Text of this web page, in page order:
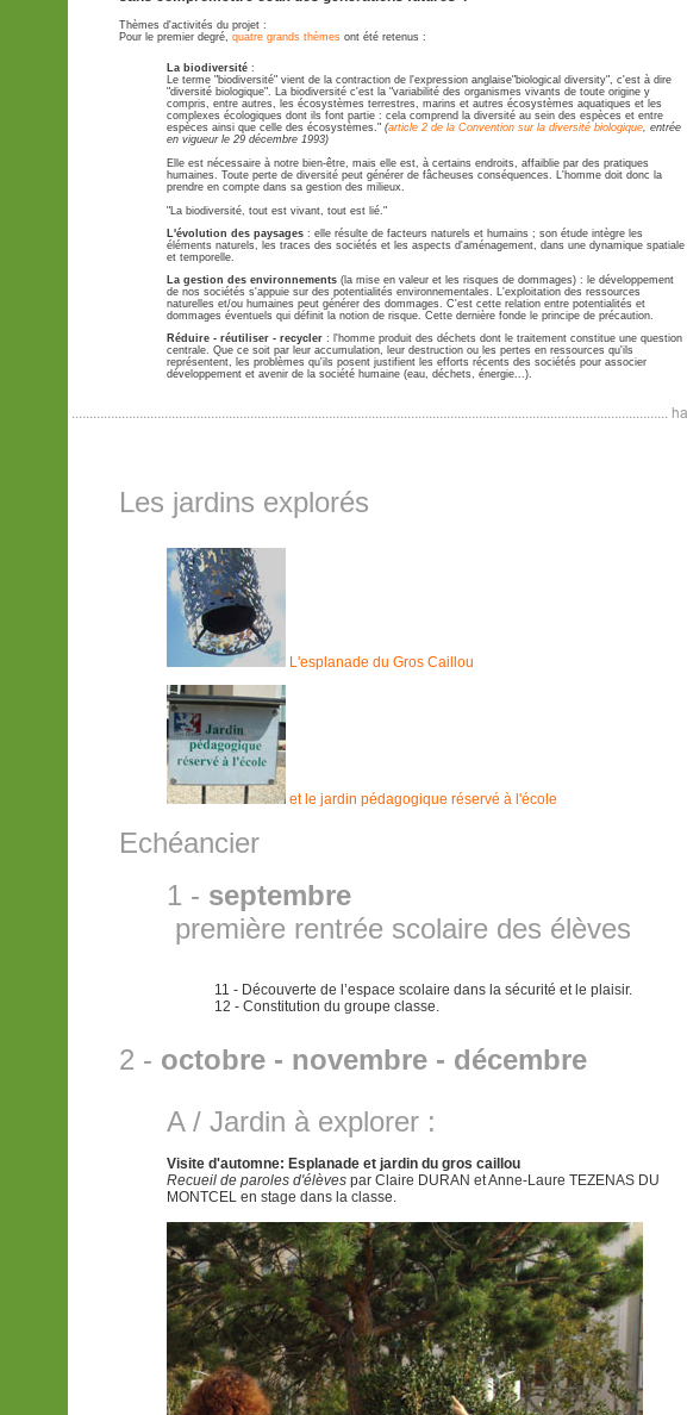
Thèmes d'activités du projet :
Pour le premier degré, quatre grands thèmes ont été retenus :
La biodiversité :
Le terme "biodiversité" vient de la contraction de l'expression anglaise"biological diversity", c'est à dire
"diversité biologique". La biodiversité c'est la "variabilité des organismes vivants de toute origine y
compris, entre autres, les écosystèmes terrestres, marins et autres écosystèmes aquatiques et les
complexes écologiques dont ils font partie : cela comprend la diversité au sein des espèces et entre
espèces ainsi que celle des écosystèmes." (article 2 de la Convention sur la diversité biologique, entrée
en vigueur le 29 décembre 1993)
Elle est nécessaire à notre bien-être, mais elle est, à certains endroits, affaiblie par des pratiques
humaines. Toute perte de diversité peut générer de fâcheuses conséquences. L'homme doit donc la
prendre en compte dans sa gestion des milieux.
"La biodiversité, tout est vivant, tout est lié."
L'évolution des paysages : elle résulte de facteurs naturels et humains ; son étude intègre les
éléments naturels, les traces des sociétés et les aspects d'aménagement, dans une dynamique spatiale
et temporelle.
La gestion des environnements (la mise en valeur et les risques de dommages) : le développement
de nos sociétés s'appuie sur des potentialités environnementales. L'exploitation des ressources
naturelles et/ou humaines peut générer des dommages. C'est cette relation entre potentialités et
dommages éventuels qui définit la notion de risque. Cette dernière fonde le principe de précaution.
Réduire - réutiliser - recycler : l'homme produit des déchets dont le traitement constitue une question
centrale. Que ce soit par leur accumulation, leur destruction ou les pertes en ressources qu'ils
représentent, les problèmes qu'ils posent justifient les efforts récents des sociétés pour associer
développement et avenir de la société humaine (eau, déchets, énergie...).
Les jardins explorés
L'esplanade du Gros Caillou
et le jardin pédagogique réservé à l'école
Echéancier
1 - septembre
première rentrée scolaire des élèves
11 - Découverte de l’espace scolaire dans la sécurité et le plaisir.
12 - Constitution du groupe classe.
2 - octobre - novembre - décembre
A / Jardin à explorer :
Visite d'automne: Esplanade et jardin du gros caillou
Recueil de paroles d'élèves par Claire DURAN et Anne-Laure TEZENAS DU
MONTCEL en stage dans la classe.